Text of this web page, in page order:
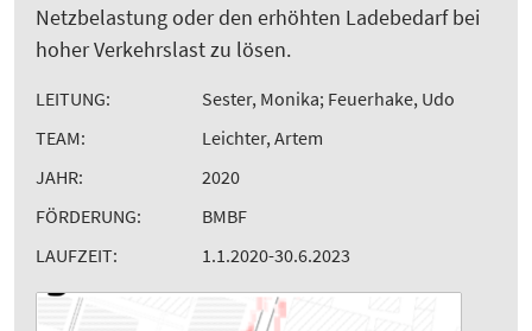
Netzbelastung oder den erhöhten Ladebedarf bei
hoher Verkehrslast zu lösen.
LEITUNG:
Sester, Monika; Feuerhake, Udo
TEAM:
Leichter, Artem
JAHR:
2020
FÖRDERUNG:
BMBF
LAUFZEIT:
1.1.2020-30.6.2023